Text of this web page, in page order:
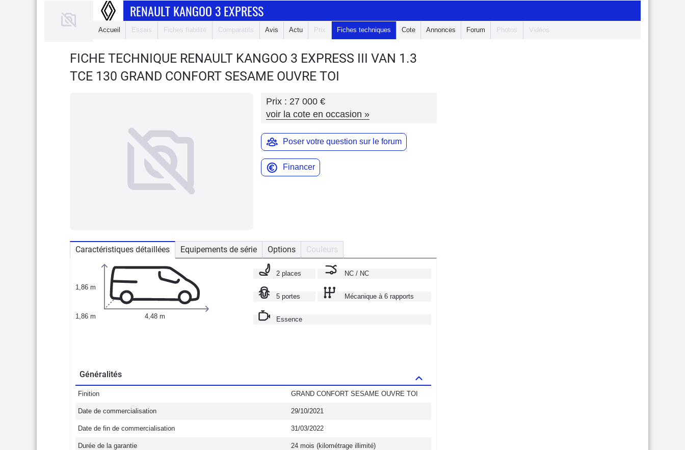
RENAULT KANGOO 3 EXPRESS
Accueil Essais Fiches fiabilité Comparatifs Avis Actu Prix Fiches techniques Cote Annonces Forum Photos Vidéos
FICHE TECHNIQUE RENAULT KANGOO 3 EXPRESS III VAN 1.3
TCE 130 GRAND CONFORT SESAME OUVRE TOI
Prix : 27 000 €
voir la cote en occasion »
Poser votre question sur le forum
Financer
Caractéristiques détaillées Equipements de série Options Couleurs
1,86 m
1,86 m 4,48 m
2 places NC / NC
5 portes Mécanique à 6 rapports
Essence
Généralités
Finition GRAND CONFORT SESAME OUVRE TOI
Date de commercialisation 29/10/2021
Date de fin de commercialisation 31/03/2022
Durée de la garantie 24 mois (kilométrage illimité)